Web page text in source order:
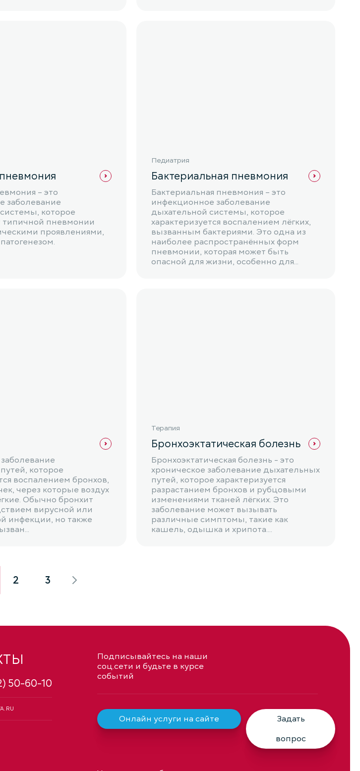
– это
заболевание
которое
типичной пневмонии
проявлениями,
Педиатрия
Бактериальная пневмония
Бактериальная пневмония – это
инфекционное заболевание
дыхательной системы, которое
характеризуется воспалением лёгких,
вызванным бактериями. Это одна из
наиболее распространённых форм
пневмонии, которая может быть
опасной для жизни, особенно для...
которое
воспалением бронхов,
через которые воздух
Обычно бронхит
вирусной или
инфекции, но также
Терапия
Бронхоэктатическая болезнь
Бронхоэктатическая болезнь - это
хроническое заболевание дыхательных
путей, которое характеризуется
разрастанием бронхов и рубцовыми
изменениями тканей лёгких. Это
заболевание может вызывать
различные симптомы, такие как
кашель, одышка и хрипота....
2 3
50-60-10
Подписывайтесь на наши
соц.сети и будьте в курсе
событий
Онлайн услуги на сайте
Задать
вопрос